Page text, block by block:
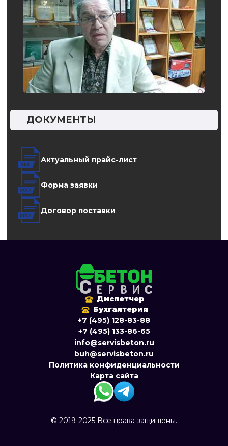
ДОКУМЕНТЫ
Актуальный прайс-лист
Форма заявки
Договор поставки
Диспетчер
Бухгалтерия
+7 (495) 128-83-88
+7 (495) 133-86-65
info@servisbeton.ru
buh@servisbeton.ru
Политика конфиденциальности
Карта сайта
© 2019-2025 Все права защищены.